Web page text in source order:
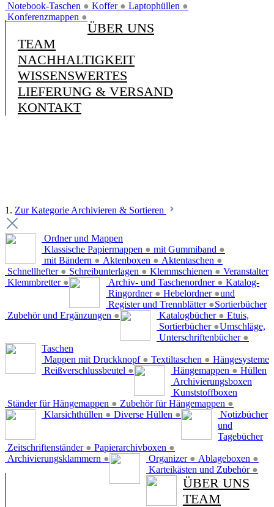
Notebook-Taschen ● Koffer ● Laptophüllen ●
Konferenzmappen ●
ÜBER UNS
TEAM
NACHHALTIGKEIT
WISSENSWERTES
LIEFERUNG & VERSAND
KONTAKT
1. Zur Kategorie Archivieren & Sortieren
Ordner und Mappen
Klassische Papiermappen ● mit Gummiband ●
mit Bändern ● Aktenboxen ● Aktentaschen ●
Schnellhefter ● Schreibunterlagen ● Klemmschienen ●
Klemmbretter ●
Veranstalter
Archiv- und Taschenordner ●
Ringordner ● Hebelordner ●
Register und Trennblätter ●
Zubehör und Ergänzungen ●
Katalog-
und
Sortierbücher
Katalogbücher ●
Sortierbücher ●
Unterschriftenbücher ●
Etuis,
Umschläge,
Taschen
Mappen mit Druckknopf ● Textiltaschen ●
Reißverschlussbeutel ●
Hängesysteme
Hängemappen ●
Ständer für Hängemappen ● Zubehör für Hängemappen ●
Hüllen
Klarsichthüllen ● Diverse Hüllen ●
Archivierungsboxen
Zeitschriftenständer ● Papierarchivboxen ●
Archivierungsklammern ●
Kunststoffboxen
Organizer ● Ablageboxen ●
Karteikästen und Zubehör ●
Notizbücher
und
Tagebücher
ÜBER UNS
TEAM